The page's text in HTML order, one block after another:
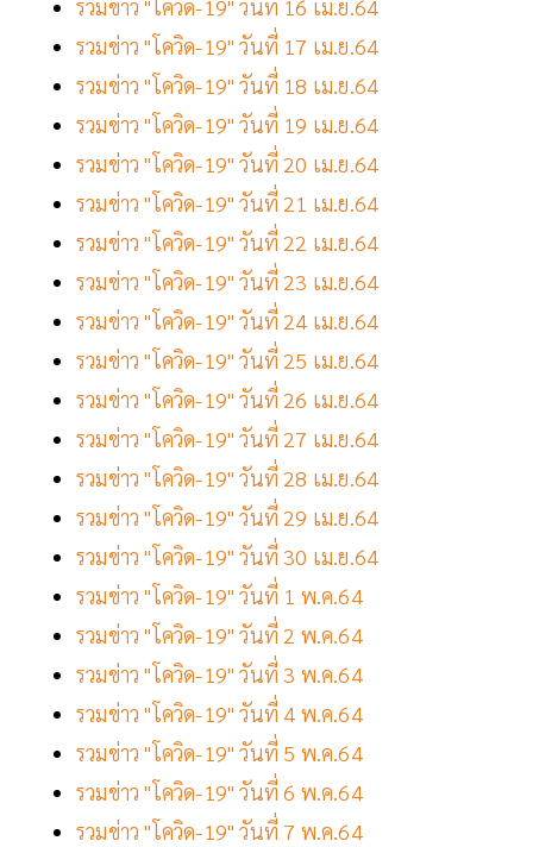
รวมข่าว "โควิด-19" วันที่ 16 เม.ย.64
รวมข่าว "โควิด-19" วันที่ 17 เม.ย.64
รวมข่าว "โควิด-19" วันที่ 18 เม.ย.64
รวมข่าว "โควิด-19" วันที่ 19 เม.ย.64
รวมข่าว "โควิด-19" วันที่ 20 เม.ย.64
รวมข่าว "โควิด-19" วันที่ 21 เม.ย.64
รวมข่าว "โควิด-19" วันที่ 22 เม.ย.64
รวมข่าว "โควิด-19" วันที่ 23 เม.ย.64
รวมข่าว "โควิด-19" วันที่ 24 เม.ย.64
รวมข่าว "โควิด-19" วันที่ 25 เม.ย.64
รวมข่าว "โควิด-19" วันที่ 26 เม.ย.64
รวมข่าว "โควิด-19" วันที่ 27 เม.ย.64
รวมข่าว "โควิด-19" วันที่ 28 เม.ย.64
รวมข่าว "โควิด-19" วันที่ 29 เม.ย.64
รวมข่าว "โควิด-19" วันที่ 30 เม.ย.64
รวมข่าว "โควิด-19" วันที่ 1 พ.ค.64
รวมข่าว "โควิด-19" วันที่ 2 พ.ค.64
รวมข่าว "โควิด-19" วันที่ 3 พ.ค.64
รวมข่าว "โควิด-19" วันที่ 4 พ.ค.64
รวมข่าว "โควิด-19" วันที่ 5 พ.ค.64
รวมข่าว "โควิด-19" วันที่ 6 พ.ค.64
รวมข่าว "โควิด-19" วันที่ 7 พ.ค.64